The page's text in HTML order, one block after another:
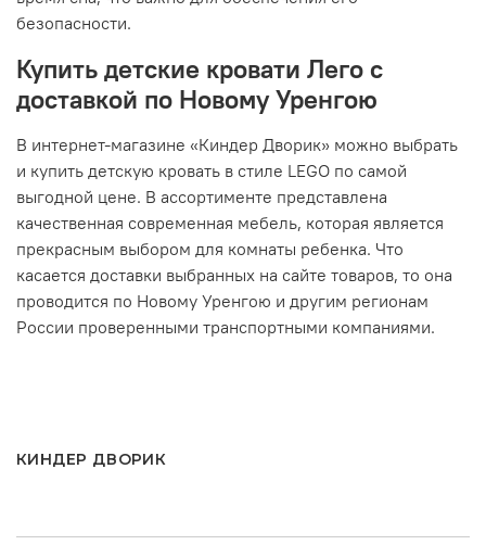
безопасности.
Купить детские кровати Лего с
доставкой по Новому Уренгою
В интернет-магазине «Киндер Дворик» можно выбрать
и купить детскую кровать в стиле LEGO по самой
выгодной цене. В ассортименте представлена
качественная современная мебель, которая является
прекрасным выбором для комнаты ребенка. Что
касается доставки выбранных на сайте товаров, то она
проводится по Новому Уренгою и другим регионам
России проверенными транспортными компаниями.
КИНДЕР ДВОРИК